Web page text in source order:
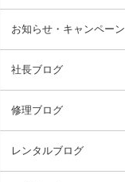
お知らせ・キャンペーン
社長ブログ
修理ブログ
レンタルブログ